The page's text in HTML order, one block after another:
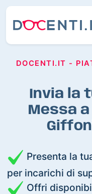
DOCENTI.IT -
Invia la
Messa
Presenta la
per incarichi di
Offri